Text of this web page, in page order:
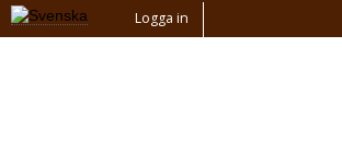
Logga in